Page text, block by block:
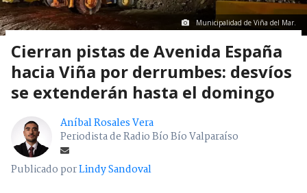
Municipalidad de Viña del Mar.
Cierran pistas de Avenida España
hacia Viña por derrumbes: desvíos
se extenderán hasta el domingo
Aníbal Rosales Vera
Periodista de Radio Bío Bío Valparaíso
Publicado porLindy Sandoval